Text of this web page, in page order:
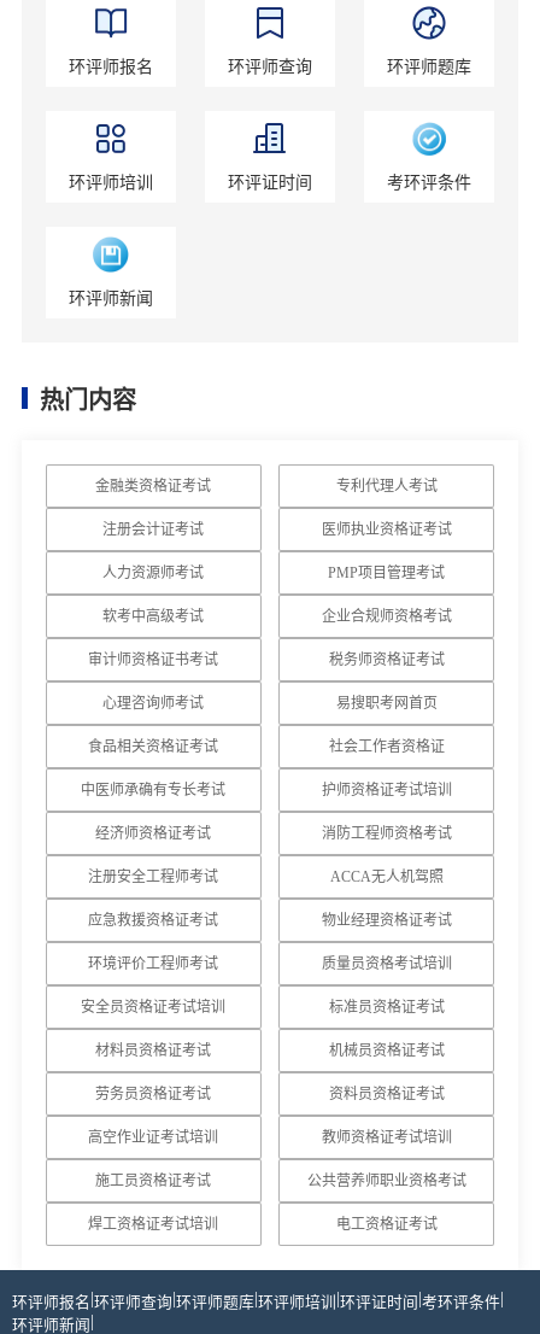
环评师报名 环评师查询 环评师题库
环评师培训 环评证时间 考环评条件
环评师新闻
热门内容
金融类资格证考试 专利代理人考试
注册会计证考试 医师执业资格证考试
人力资源师考试 PMP项目管理考试
软考中高级考试 企业合规师资格考试
审计师资格证书考试 税务师资格证考试
心理咨询师考试 易搜职考网首页
食品相关资格证考试 社会工作者资格证
中医师承确有专长考试 护师资格证考试培训
经济师资格证考试 消防工程师资格考试
注册安全工程师考试 ACCA无人机驾照
应急救援资格证考试 物业经理资格证考试
环境评价工程师考试 质量员资格考试培训
安全员资格证考试培训 标准员资格证考试
材料员资格证考试 机械员资格证考试
劳务员资格证考试 资料员资格证考试
高空作业证考试培训 教师资格证考试培训
施工员资格证考试 公共营养师职业资格考试
焊工资格证考试培训 电工资格证考试
环评师报名 |环评师查询|环评师题库|环评师培训 |环评证时间 |考环评条件|
环评师新闻 |